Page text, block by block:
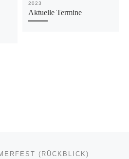
2023
Aktuelle Termine
(RÜCKBLICK)